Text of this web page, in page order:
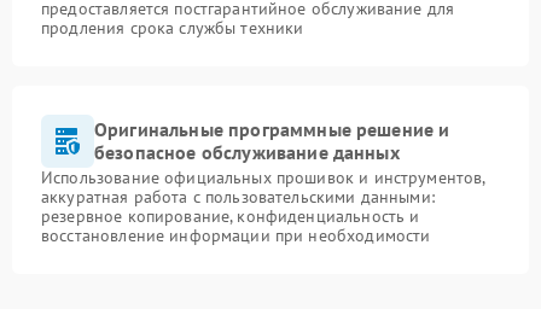
предоставляется постгарантийное обслуживание для
продления срока службы техники
Оригинальные программные решение и
безопасное обслуживание данных
Использование официальных прошивок и инструментов,
аккуратная работа с пользовательскими данными:
резервное копирование, конфиденциальность и
восстановление информации при необходимости